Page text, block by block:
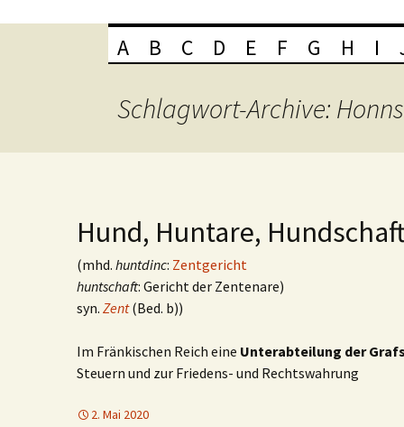
A B C D E F G H I
Schlagwort-Archive:
Hund, Huntare,
(mhd. huntdinc: Zentgericht
huntschaft: Gericht der Zentenare)
syn. Zent (Bed. b))
Im Fränkischen Reich eine Unterabteilung der
Steuern und zur Friedens- und Rechtswahrung
2. Mai 2020